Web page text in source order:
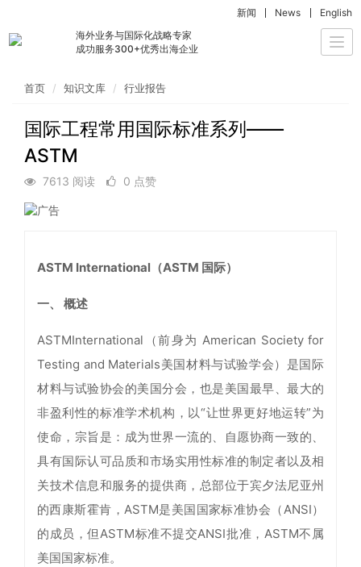
海外业务与国际化战略专家
成功服务300+优秀出海企业
新闻 News English
首页 知识文库 行业报告
国际工程常用国际标准系列——
ASTM
7613 阅读 0 点赞
ASTM International（ASTM 国际）
一、 概述
ASTMInternational（前身为 American Society for
Testing and Materials美国材料与试验学会）是国际
材料与试验协会的美国分会，也是美国最早、最大的
非盈利性的标准学术机构，以“让世界更好地运转”为
使命，宗旨是：成为世界一流的、自愿协商一致的、
具有国际认可品质和市场实用性标准的制定者以及相
关技术信息和服务的提供商，总部位于宾夕法尼亚州
的西康斯霍肯，ASTM是美国国家标准协会（ANSI）
的成员，但ASTM标准不提交ANSI批准，ASTM不属
美国国家标准。